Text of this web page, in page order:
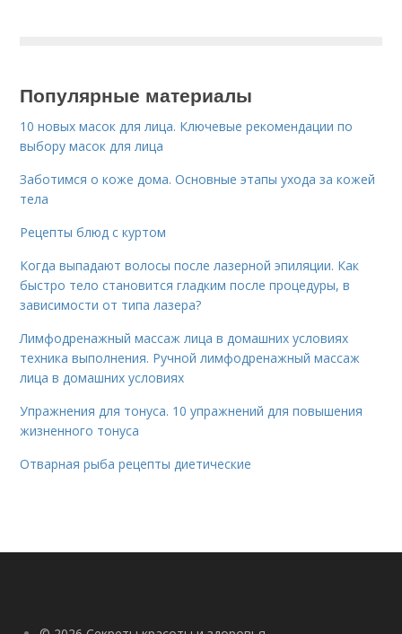
Популярные материалы
10 новых масок для лица. Ключевые рекомендации по
выбору масок для лица
Заботимся о коже дома. Основные этапы ухода за кожей
тела
Рецепты блюд с куртом
Когда выпадают волосы после лазерной эпиляции. Как
быстро тело становится гладким после процедуры, в
зависимости от типа лазера?
Лимфодренажный массаж лица в домашних условиях
техника выполнения. Ручной лимфодренажный массаж
лица в домашних условиях
Упражнения для тонуса. 10 упражнений для повышения
жизненного тонуса
Отварная рыба рецепты диетические